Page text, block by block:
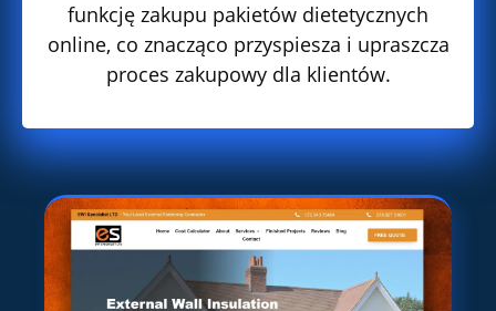
funkcję zakupu pakietów dietetycznych
online, co znacząco przyspiesza i upraszcza
proces zakupowy dla klientów.